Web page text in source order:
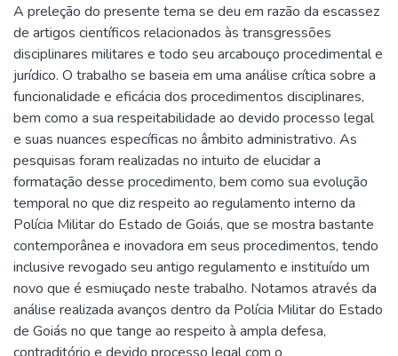
A preleção do presente tema se deu em razão da escassez
de artigos científicos relacionados às transgressões
disciplinares militares e todo seu arcabouço procedimental e
jurídico. O trabalho se baseia em uma análise crítica sobre a
funcionalidade e eficácia dos procedimentos disciplinares,
bem como a sua respeitabilidade ao devido processo legal
e suas nuances específicas no âmbito administrativo. As
pesquisas foram realizadas no intuito de elucidar a
formatação desse procedimento, bem como sua evolução
temporal no que diz respeito ao regulamento interno da
Polícia Militar do Estado de Goiás, que se mostra bastante
contemporânea e inovadora em seus procedimentos, tendo
inclusive revogado seu antigo regulamento e instituído um
novo que é esmiuçado neste trabalho. Notamos através da
análise realizada avanços dentro da Polícia Militar do Estado
de Goiás no que tange ao respeito à ampla defesa,